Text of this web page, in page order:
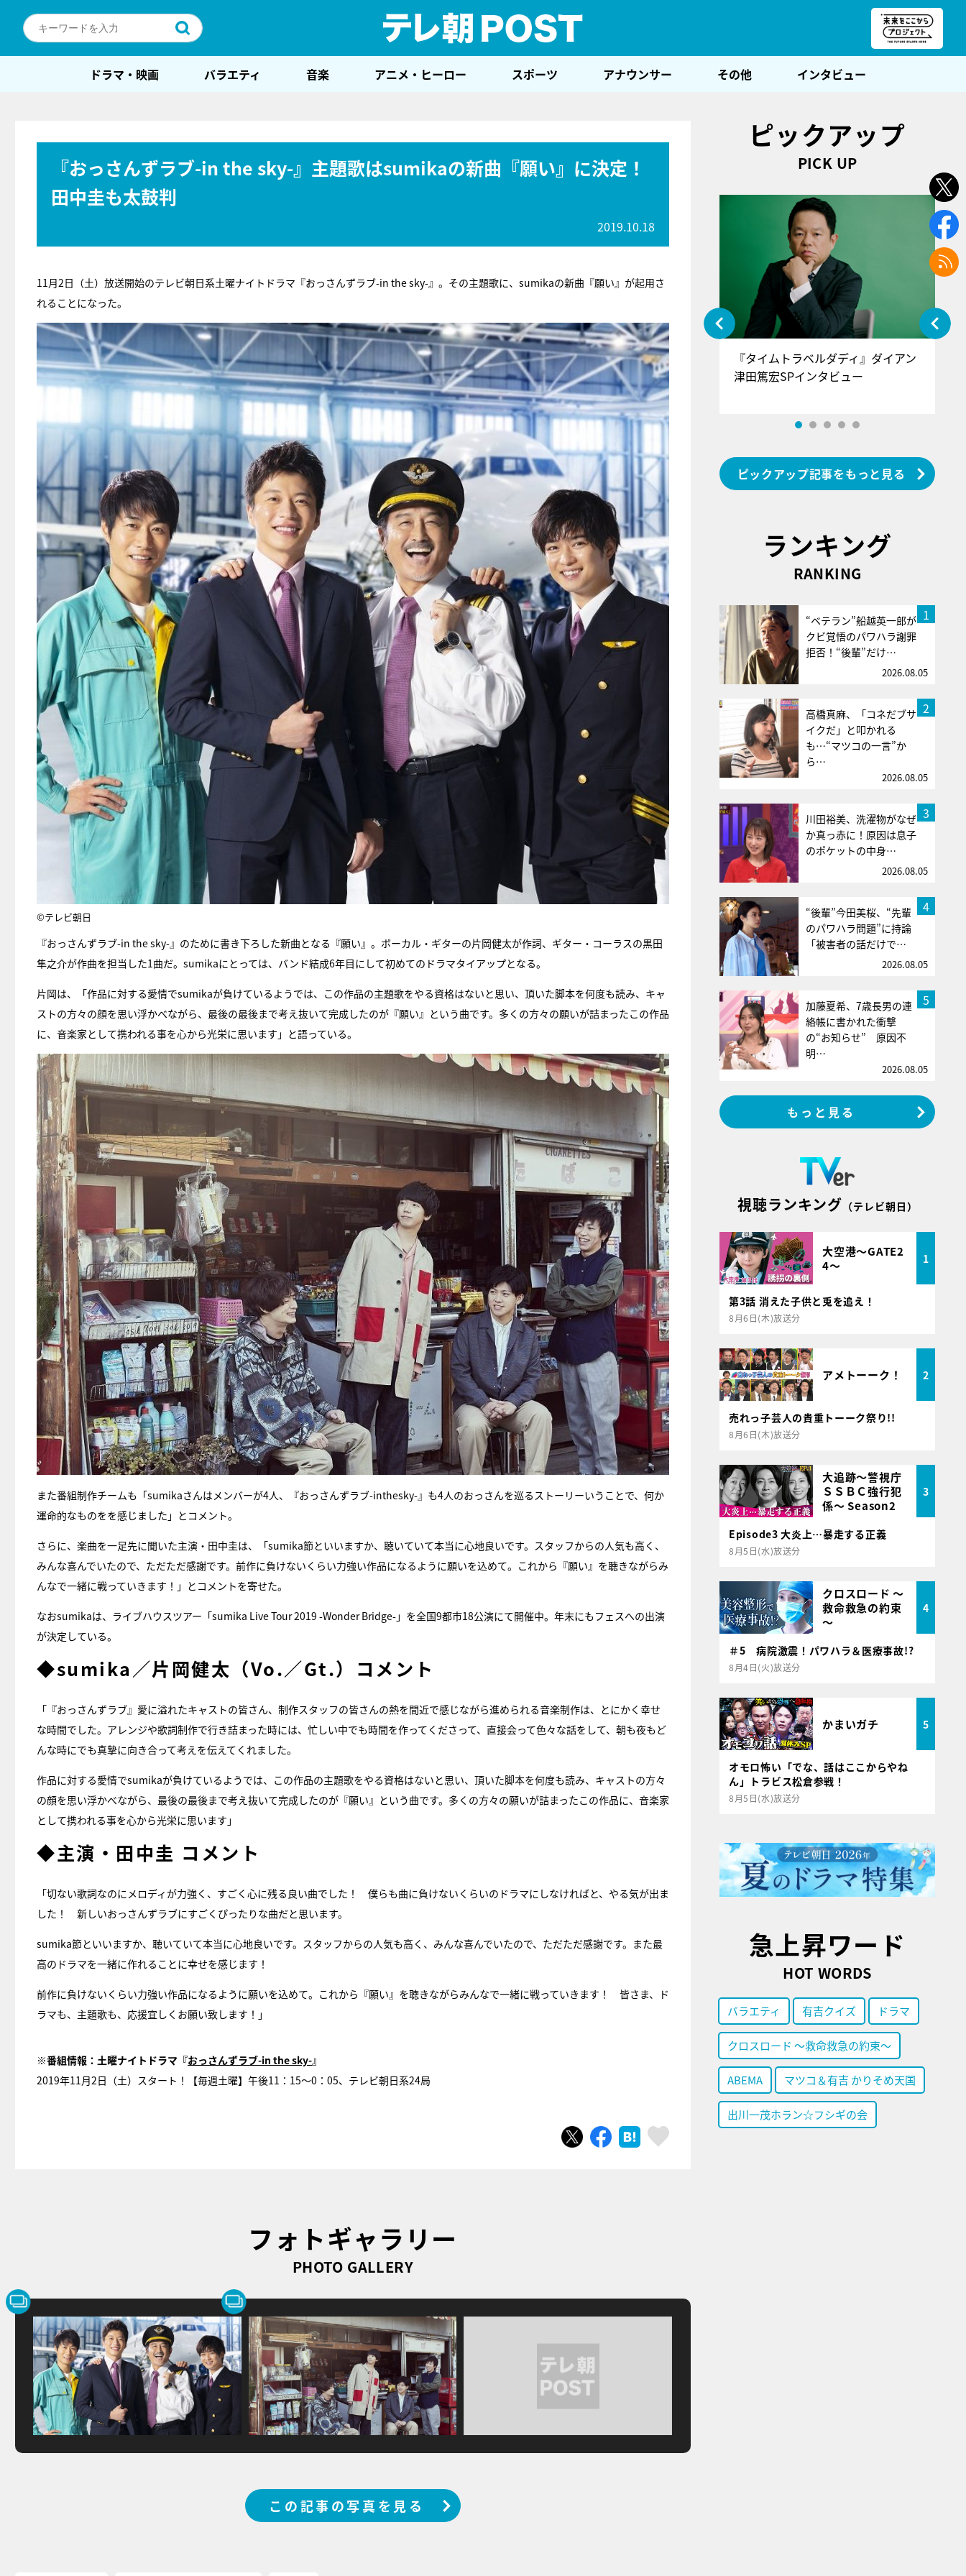
ドラマ・映画 バラエティ 音楽 アニメ・ヒーロー スポーツ アナウンサー その他 インタビュー
『おっさんずラブ-in the sky-』主題歌はsumikaの新曲『願い』に決定！
田中圭も太鼓判
2019.10.18
11月2日（土）放送開始のテレビ朝日系土曜ナイトドラマ『おっさんずラブ-in the sky-』。その主題歌に、sumikaの新曲『願い』が起用さ
れることになった。
©テレビ朝日
『おっさんずラブ-in the sky-』のために書き下ろした新曲となる『願い』。ボーカル・ギターの片岡健太が作詞、ギター・コーラスの黒田
隼之介が作曲を担当した1曲だ。sumikaにとっては、バンド結成6年目にして初めてのドラマタイアップとなる。
片岡は、「作品に対する愛情でsumikaが負けているようでは、この作品の主題歌をやる資格はないと思い、頂いた脚本を何度も読み、キャ
ストの方々の顔を思い浮かべながら、最後の最後まで考え抜いて完成したのが『願い』という曲です。多くの方々の願いが詰まったこの作品
に、音楽家として携われる事を心から光栄に思います」と語っている。
また番組制作チームも「sumikaさんはメンバーが4人、『おっさんずラブ-inthesky-』も4人のおっさんを巡るストーリーいうことで、何か
運命的なものをを感じました」とコメント。
さらに、楽曲を一足先に聞いた主演・田中圭は、「sumika節といいますか、聴いていて本当に心地良いです。スタッフからの人気も高く、
みんな喜んでいたので、ただただ感謝です。前作に負けないくらい力強い作品になるように願いを込めて。これから『願い』を聴きながらみ
んなで一緒に戦っていきます！」とコメントを寄せた。
なおsumikaは、ライブハウスツアー「sumika Live Tour 2019 -Wonder Bridge-」を全国9都市18公演にて開催中。年末にもフェスへの出演
が決定している。
◆sumika／片岡健太（Vo.／Gt.）コメント
「『おっさんずラブ』愛に溢れたキャストの皆さん、制作スタッフの皆さんの熱を間近で感じながら進められる音楽制作は、とにかく幸せ
な時間でした。アレンジや歌詞制作で行き詰まった時には、忙しい中でも時間を作ってくださって、直接会って色々な話をして、朝も夜もど
んな時にでも真摯に向き合って考えを伝えてくれました。
作品に対する愛情でsumikaが負けているようでは、この作品の主題歌をやる資格はないと思い、頂いた脚本を何度も読み、キャストの方々
の顔を思い浮かべながら、最後の最後まで考え抜いて完成したのが『願い』という曲です。多くの方々の願いが詰まったこの作品に、音楽家
として携われる事を心から光栄に思います」
◆主演・田中圭 コメント
「切ない歌詞なのにメロディが力強く、すごく心に残る良い曲でした！ 僕らも曲に負けないくらいのドラマにしなければと、やる気が出ま
した！ 新しいおっさんずラブにすごくぴったりな曲だと思います。
sumika節といいますか、聴いていて本当に心地良いです。スタッフからの人気も高く、みんな喜んでいたので、ただただ感謝です。また最
高のドラマを一緒に作れることに幸せを感じます！
前作に負けないくらい力強い作品になるように願いを込めて。これから『願い』を聴きながらみんなで一緒に戦っていきます！ 皆さま、ド
ラマも、主題歌も、応援宜しくお願い致します！」
※番組情報：土曜ナイトドラマ『おっさんずラブ-in the sky-』
2019年11月2日（土）スタート！【毎週土曜】午後11：15～0：05、テレビ朝日系24局
ツイートシェア はてブ スキボタン
フォトギャラリー
PHOTO GALLERY
この記事の写真を見る
ピックアップ
PICK UP
『アイ＝ラブ！げーみんぐ』＝LOV
E齋藤樹愛羅＆佐々木舞香SPインタ
ビュー
『タイムトラベルダディ』ダイアン
津田篤宏SPインタビュー
ピックアップ記事をもっと見る
ランキング
RANKING
1
“ベテラン”船越英一郎が
クビ覚悟のパワハラ謝罪
拒否！“後輩”だけ…
2026.08.05
2
高橋真麻、「コネだブサ
イクだ」と叩かれる
も…“マツコの一言”か
ら…
2026.08.05
3
川田裕美、洗濯物がなぜ
か真っ赤に！原因は息子
のポケットの中身…
2026.08.05
4
“後輩”今田美桜、“先輩
のパワハラ問題”に持論
「被害者の話だけで…
2026.08.05
5
加藤夏希、7歳長男の連
絡帳に書かれた衝撃
の“お知らせ” 原因不
明…
2026.08.05
もっと見る
視聴ランキング （テレビ朝日）
大空港～GATE2
4～
1
第3話 消えた子供と兎を追え！
8月6日(木)放送分
アメトーーク！ 2
売れっ子芸人の貴重トーーク祭り!!
8月6日(木)放送分
大追跡～警視庁
ＳＳＢＣ強行犯
係～ Season2
3
Episode3 大炎上…暴走する正義
8月5日(水)放送分
クロスロード ～
救命救急の約束
～
4
＃5 病院激震！パワハラ＆医療事故!?
8月4日(火)放送分
かまいガチ 5
オモロ怖い「でな、話はここからやね
ん」トラビス松倉参戦！
8月5日(水)放送分
急上昇ワード
HOT WORDS
バラエティ 有吉クイズ ドラマ
クロスロード ～救命救急の約束～
ABEMA マツコ＆有吉 かりそめ天国
出川一茂ホラン☆フシギの会